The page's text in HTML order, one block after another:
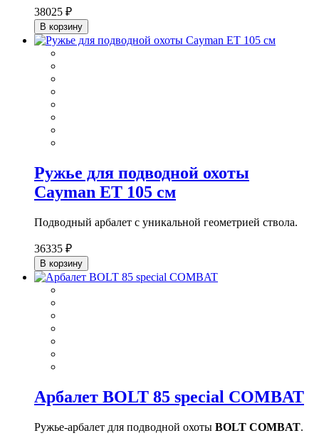
38025 ₽
В корзину
Ружье для подводной охоты
Cayman ET 105 см
Подводный арбалет с уникальной геометрией ствола.
36335 ₽
В корзину
Арбалет BOLT 85 special COMBAT
Ружье-арбалет для подводной охоты BOLT COMBAT.